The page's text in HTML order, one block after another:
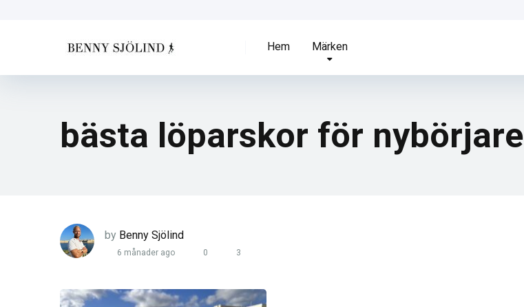
Hem Märken
bästa löparskor för nybörjare
by Benny Sjölind
6 månader ago 0 3